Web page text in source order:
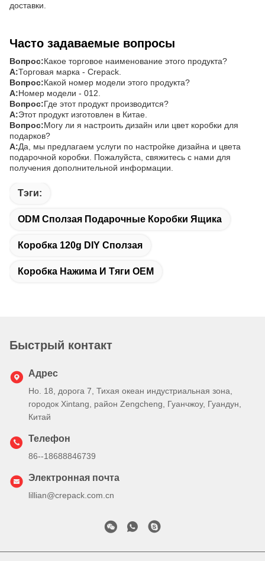
доставки.
Часто задаваемые вопросы
Вопрос:Какое торговое наименование этого продукта?
А:Торговая марка - Crepack.
Вопрос:Какой номер модели этого продукта?
А:Номер модели - 012.
Вопрос:Где этот продукт производится?
А:Этот продукт изготовлен в Китае.
Вопрос:Могу ли я настроить дизайн или цвет коробки для
подарков?
А:Да, мы предлагаем услуги по настройке дизайна и цвета
подарочной коробки. Пожалуйста, свяжитесь с нами для
получения дополнительной информации.
Тэги:
ODM Сползая Подарочные Коробки Ящика
Коробка 120g DIY Сползая
Коробка Нажима И Тяги OEM
Быстрый контакт
Адрес
Но. 18, дорога 7, Тихая океан индустриальная зона,
городок Xintang, район Zengcheng, Гуанчжоу, Гуандун,
Китай
Телефон
86--18688846739
Электронная почта
lillian@crepack.com.cn